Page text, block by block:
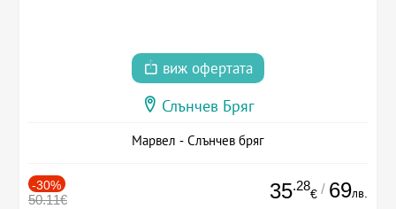
виж офертата
Слънчев Бряг
Марвел - Слънчев бряг
-30%
50.11€ 35.28
€ / 69лв.